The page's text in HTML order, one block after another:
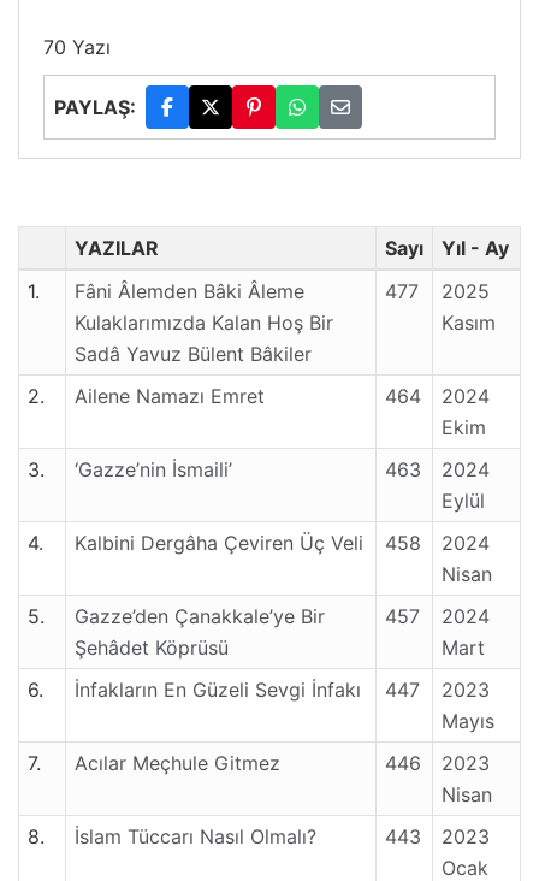
70 Yazı
PAYLAŞ:
YAZILAR Sayı
Yıl - Ay
1.
Fâni Âlemden Bâki Âleme
Kulaklarımızda Kalan Hoş Bir
Sadâ Yavuz Bülent Bâkiler
477
2025
Kasım
2. Ailene Namazı Emret 464
2024
Ekim
3.
‘Gazze’nin İsmaili’ 463
2024
Eylül
4.
Kalbini Dergâha Çeviren Üç Veli 458
2024
Nisan
5.
Gazze’den Çanakkale’ye Bir
Şehâdet Köprüsü
457
2024
Mart
6.
İnfakların En Güzeli Sevgi İnfakı 447
2023
Mayıs
7.
Acılar Meçhule Gitmez 446
2023
Nisan
8.
İslam Tüccarı Nasıl Olmalı? 443
2023
Ocak